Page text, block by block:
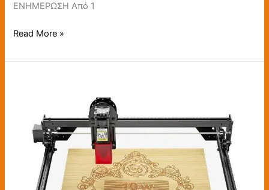
ΕΝΗΜΕΡΩΣΗ Από 1
Read More »
Laser
Engraver
0.06×0.06mm